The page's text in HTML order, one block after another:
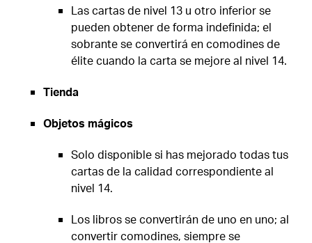
Las cartas de nivel 13 u otro inferior se
pueden obtener de forma indefinida; el
sobrante se convertirá en comodines de
élite cuando la carta se mejore al nivel 14.
Tienda
Objetos mágicos
Solo disponible si has mejorado todas tus
cartas de la calidad correspondiente al
nivel 14.
Los libros se convertirán de uno en uno; al
convertir comodines, siempre se